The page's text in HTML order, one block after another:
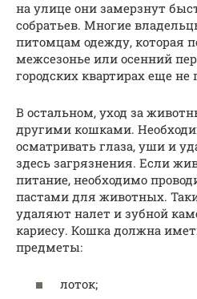
на улице они замерзнут
собратьев. Многие
питомцам одежду, которая
межсезонье или осенний
городских квартирах еще не
В остальном, уход за
другими кошками.
осматривать глаза, уши и
здесь загрязнения. Если
питание, необходимо
пастами для животных.
удаляют налет и зубной
кариесу. Кошка должна
предметы:
лоток;